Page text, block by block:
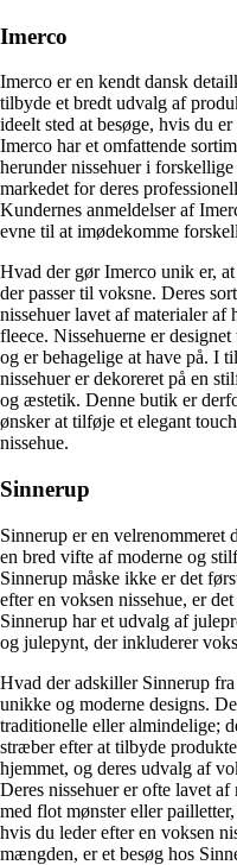
Imerco
Imerco er en kendt dansk
tilbyde et bredt udvalg af
ideelt sted at besøge, hvis du
Imerco har et omfattende
herunder nissehuer i
markedet for deres
Kundernes anmeldelser af
evne til at imødekomme
Hvad der gør Imerco unik er,
der passer til voksne. Deres
nissehuer lavet af materialer
fleece. Nissehuerne er
og er behagelige at have på. I
nissehuer er dekoreret på en
og æstetik. Denne butik er
ønsker at tilføje et elegant
nissehue.
Sinnerup
Sinnerup er en
en bred vifte af moderne og
Sinnerup måske ikke er det
efter en voksen nissehue, er
Sinnerup har et udvalg af
og julepynt, der inkluderer
Hvad der adskiller Sinnerup
unikke og moderne designs.
traditionelle eller almindelige;
stræber efter at tilbyde
hjemmet, og deres udvalg af
Deres nissehuer er ofte lavet
med flot mønster eller
hvis du leder efter en voksen
mængden, er et besøg hos